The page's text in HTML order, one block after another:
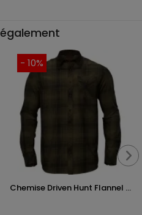
- 10%
Chemise Driven Hunt Flannel ...